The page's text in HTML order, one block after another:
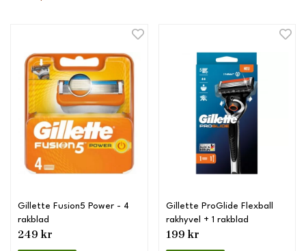
Gillette Fusion5 Power - 4
rakblad
249 kr
Gillette ProGlide Flexball
rakhyvel + 1 rakblad
199 kr